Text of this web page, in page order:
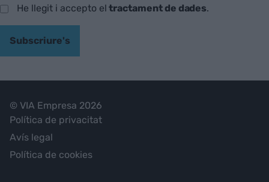
He llegit i accepto eltractament de dades.
Subscriure's
© VIA Empresa 2026
Política de privacitat
Avís legal
Política de cookies